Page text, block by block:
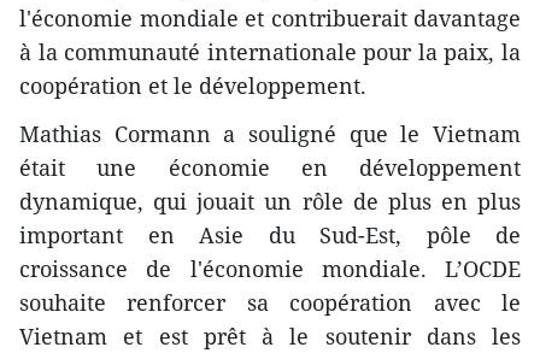
l'économie mondiale et contribuerait davantage
à la communauté internationale pour la paix, la
coopération et le développement.
Mathias Cormann a souligné que le Vietnam
était une économie en développement
dynamique, qui jouait un rôle de plus en plus
important en Asie du Sud-Est, pôle de
croissance de l'économie mondiale. L’OCDE
souhaite renforcer sa coopération avec le
Vietnam et est prêt à le soutenir dans les